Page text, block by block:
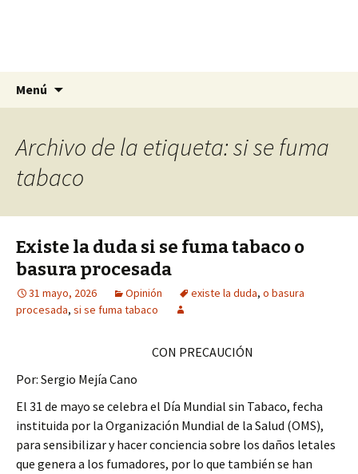
La Yunta de Tepic
La nueva opción en información
Menú
Archivo de la etiqueta: si se fuma
tabaco
Existe la duda si se fuma tabaco o
basura procesada
31 mayo, 2026 Opinión existe la duda, o basura
procesada, si se fuma tabaco
CON PRECAUCIÓN
Por: Sergio Mejía Cano
El 31 de mayo se celebra el Día Mundial sin Tabaco, fecha
instituida por la Organización Mundial de la Salud (OMS),
para sensibilizar y hacer conciencia sobre los daños letales
que genera a los fumadores, por lo que también se han